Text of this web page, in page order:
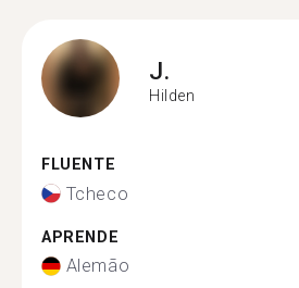
J.
Hilden
FLUENTE
Tcheco
APRENDE
Alemão